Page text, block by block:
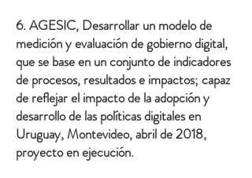
6. AGESIC, Desarrollar un modelo de
medición y evaluación de gobierno digital,
que se base en un conjunto de indicadores
de procesos, resultados e impactos; capaz
de reflejar el impacto de la adopción y
desarrollo de las políticas digitales en
Uruguay, Montevideo, abril de 2018,
proyecto en ejecución.